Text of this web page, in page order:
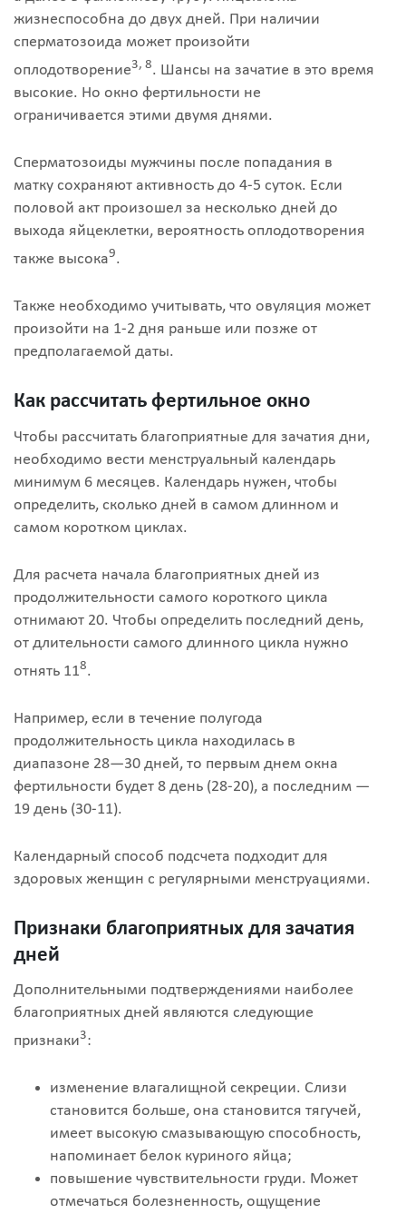
жизнеспособна до двух дней. При наличии
сперматозоида может произойти
оплодотворение3, 8. Шансы на зачатие в это время
высокие. Но окно фертильности не
ограничивается этими двумя днями.
Сперматозоиды мужчины после попадания в
матку сохраняют активность до 4-5 суток. Если
половой акт произошел за несколько дней до
выхода яйцеклетки, вероятность оплодотворения
также высока9.
Также необходимо учитывать, что овуляция может
произойти на 1-2 дня раньше или позже от
предполагаемой даты.
Как рассчитать фертильное окно
Чтобы рассчитать благоприятные для зачатия дни,
необходимо вести менструальный календарь
минимум 6 месяцев. Календарь нужен, чтобы
определить, сколько дней в самом длинном и
самом коротком циклах.
Для расчета начала благоприятных дней из
продолжительности самого короткого цикла
отнимают 20. Чтобы определить последний день,
от длительности самого длинного цикла нужно
отнять 118.
Например, если в течение полугода
продолжительность цикла находилась в
диапазоне 28—30 дней, то первым днем окна
фертильности будет 8 день (28-20), а последним —
19 день (30-11).
Календарный способ подсчета подходит для
здоровых женщин с регулярными менструациями.
Признаки благоприятных для зачатия
дней
Дополнительными подтверждениями наиболее
благоприятных дней являются следующие
признаки3:
изменение влагалищной секреции. Слизи
становится больше, она становится тягучей,
имеет высокую смазывающую способность,
напоминает белок куриного яйца;
повышение чувствительности груди. Может
отмечаться болезненность, ощущение